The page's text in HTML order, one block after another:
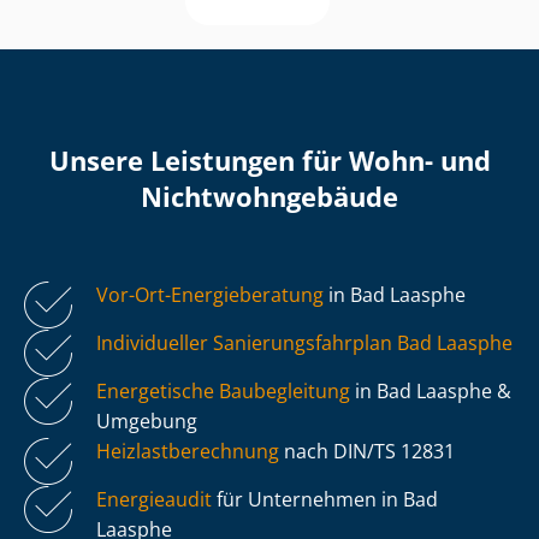
Unsere Leistungen für Wohn- und
Nicht­wohn­ge­bäu­de
Vor-Ort-Energieberatung in Bad Laasphe
Individueller Sa­nie­rungs­fahr­plan Bad Laasphe
Energetische Baubegleitung in Bad Laasphe &
Umgebung
Heiz­last­be­rech­nung nach DIN/TS 12831
Energieauditfür Unternehmen in Bad
Laasphe